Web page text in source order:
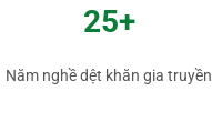
25+
Năm nghề dệt khăn gia truyền